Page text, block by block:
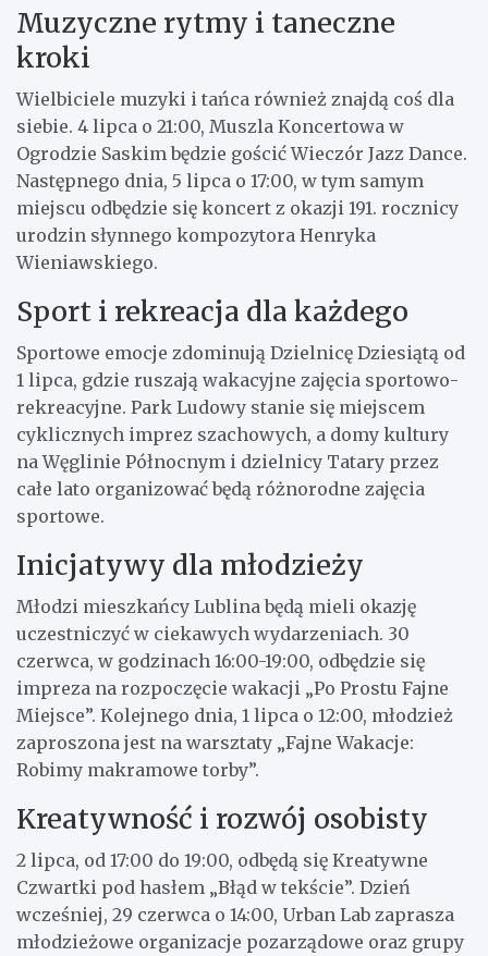
Muzyczne rytmy i taneczne
kroki
Wielbiciele muzyki i tańca również znajdą coś dla
siebie. 4 lipca o 21:00, Muszla Koncertowa w
Ogrodzie Saskim będzie gościć Wieczór Jazz Dance.
Następnego dnia, 5 lipca o 17:00, w tym samym
miejscu odbędzie się koncert z okazji 191. rocznicy
urodzin słynnego kompozytora Henryka
Wieniawskiego.
Sport i rekreacja dla każdego
Sportowe emocje zdominują Dzielnicę Dziesiątą od
1 lipca, gdzie ruszają wakacyjne zajęcia sportowo-
rekreacyjne. Park Ludowy stanie się miejscem
cyklicznych imprez szachowych, a domy kultury
na Węglinie Północnym i dzielnicy Tatary przez
całe lato organizować będą różnorodne zajęcia
sportowe.
Inicjatywy dla młodzieży
Młodzi mieszkańcy Lublina będą mieli okazję
uczestniczyć w ciekawych wydarzeniach. 30
czerwca, w godzinach 16:00-19:00, odbędzie się
impreza na rozpoczęcie wakacji „Po Prostu Fajne
Miejsce”. Kolejnego dnia, 1 lipca o 12:00, młodzież
zaproszona jest na warsztaty „Fajne Wakacje:
Robimy makramowe torby”.
Kreatywność i rozwój osobisty
2 lipca, od 17:00 do 19:00, odbędą się Kreatywne
Czwartki pod hasłem „Błąd w tekście”. Dzień
wcześniej, 29 czerwca o 14:00, Urban Lab zaprasza
młodzieżowe organizacje pozarządowe oraz grupy